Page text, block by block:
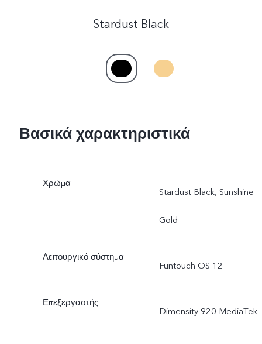
Stardust Black
Βασικά χαρακτηριστικά
Χρώμα
Stardust Black, Sunshine
Gold
Λειτουργικό σύστημα
Funtouch OS 12
Επεξεργαστής
Dimensity 920 MediaTek